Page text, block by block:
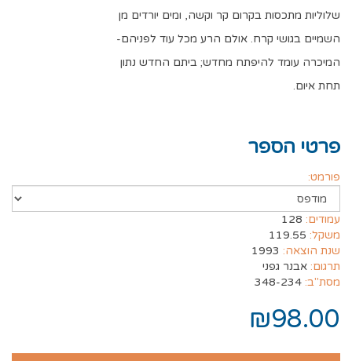
שלוליות מתכסות בקרום קר וקשה, ומים יורדים מן
השמיים בגושי קרח. אולם הרע מכל עוד לפניהם-
המיכרה עומד להיפתח מחדש; ביתם החדש נתון
תחת איום.
פרטי הספר
פורמט:
עמודים: 128
משקל: 119.55
שנת הוצאה: 1993
תרגום: אבנר גפני
מסת"ב: 348-234
₪98.00